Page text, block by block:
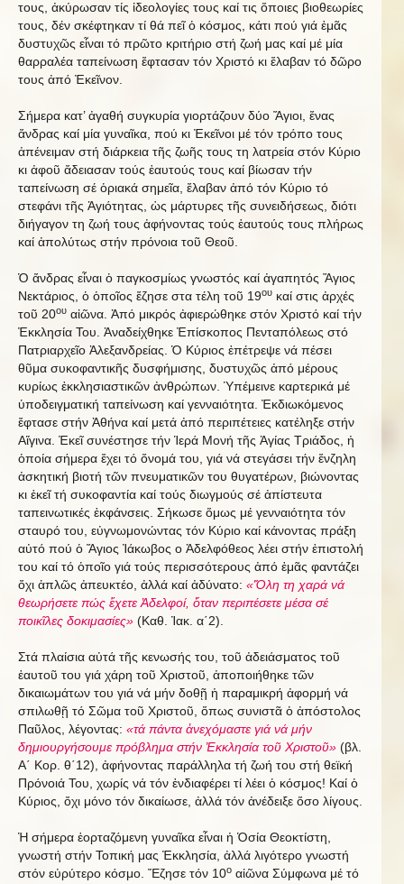
τους, ἀκύρωσαν τίς ἰδεολογίες τους καί τις ὅποιες βιοθεωρίες
τους, δέν σκέφτηκαν τί θά πεῖ ὁ κόσμος, κάτι πού γιά ἐμᾶς
δυστυχῶς εἶναι τό πρῶτο κριτήριο στή ζωή μας καί μέ μία
θαρραλέα ταπείνωση ἔφτασαν τόν Χριστό κι ἔλαβαν τό δῶρο
τους ἀπό Ἐκεῖνον.
Σήμερα κατ’ ἀγαθή συγκυρία γιορτάζουν δύο Ἅγιοι, ἕνας
ἄνδρας καί μία γυναῖκα, πού κι Ἐκεῖνοι μέ τόν τρόπο τους
ἀπένειμαν στή διάρκεια τῆς ζωῆς τους τη λατρεία στόν Κύριο
κι ἀφοῦ ἄδειασαν τούς ἑαυτούς τους καί βίωσαν τήν
ταπείνωση σέ ὁριακά σημεῖα, ἔλαβαν ἀπό τόν Κύριο τό
στεφάνι τῆς Ἁγιότητας, ὡς μάρτυρες τῆς συνειδήσεως, διότι
διήγαγον τη ζωή τους ἀφήνοντας τούς ἑαυτούς τους πλήρως
καί ἀπολύτως στήν πρόνοια τοῦ Θεοῦ.
Ὁ ἄνδρας εἶναι ὁ παγκοσμίως γνωστός καί ἀγαπητός Ἅγιος
Νεκτάριος, ὁ ὁποῖος ἔζησε στα τέλη τοῦ 19ου καί στις ἀρχές
τοῦ 20ου αἰῶνα. Ἀπό μικρός ἀφιερώθηκε στόν Χριστό καί τήν
Ἐκκλησία Του. Ἀναδείχθηκε Ἐπίσκοπος Πενταπόλεως στό
Πατριαρχεῖο Ἀλεξανδρείας. Ὁ Κύριος ἐπέτρεψε νά πέσει
θῦμα συκοφαντικῆς δυσφήμισης, δυστυχῶς ἀπό μέρους
κυρίως ἐκκλησιαστικῶν ἀνθρώπων. Ὑπέμεινε καρτερικά μέ
ὑποδειγματική ταπείνωση καί γενναιότητα. Ἐκδιωκόμενος
ἔφτασε στήν Ἀθήνα καί μετά ἀπό περιπέτειες κατέληξε στήν
Αἴγινα. Ἐκεῖ συνέστησε τήν Ἱερά Μονή τῆς Ἁγίας Τριάδος, ἡ
ὁποία σήμερα ἔχει τό ὄνομά του, γιά νά στεγάσει τήν ἔνζηλη
ἀσκητική βιοτή τῶν πνευματικῶν του θυγατέρων, βιώνοντας
κι ἐκεῖ τή συκοφαντία καί τούς διωγμούς σέ ἀπίστευτα
ταπεινωτικές ἐκφάνσεις. Σήκωσε ὅμως μέ γενναιότητα τόν
σταυρό του, εὐγνωμονώντας τόν Κύριο καί κάνοντας πράξη
αὐτό πού ὁ Ἅγιος Ἰάκωβος ο Ἀδελφόθεος λέει στήν ἐπιστολή
του καί τό ὁποῖο γιά τούς περισσότερους ἀπό ἐμᾶς φαντάζει
ὄχι ἁπλῶς ἀπευκτέο, ἀλλά καί ἀδύνατο: «Ὅλη τη χαρά νά
θεωρήσετε πώς ἔχετε Ἀδελφοί, ὅταν περιπέσετε μέσα σέ
ποικῖλες δοκιμασίες» (Καθ. Ἰακ. α΄2).
Στά πλαίσια αὐτά τῆς κενωσής του, τοῦ ἀδειάσματος τοῦ
ἑαυτοῦ του γιά χάρη τοῦ Χριστοῦ, ἀποποιήθηκε τῶν
δικαιωμάτων του γιά νά μήν δοθῇ ἡ παραμικρή ἀφορμή νά
σπιλωθῇ τό Σῶμα τοῦ Χριστοῦ, ὅπως συνιστᾶ ὁ ἀπόστολος
Παῦλος, λέγοντας: «τά πάντα ἀνεχόμαστε γιά νά μήν
δημιουργήσουμε πρόβλημα στήν Ἐκκλησία τοῦ Χριστοῦ» (βλ.
Α΄ Κορ. θ΄12), ἀφήνοντας παράλληλα τή ζωή του στή θεϊκή
Πρόνοιά Του, χωρίς νά τόν ἐνδιαφέρει τί λέει ὁ κόσμος! Καί ὁ
Κύριος, ὄχι μόνο τόν δικαίωσε, ἀλλά τόν ἀνέδειξε ὅσο λίγους.
Ἡ σήμερα ἑορταζόμενη γυναῖκα εἶναι ἡ Ὁσία Θεοκτίστη,
γνωστή στήν Τοπική μας Ἐκκλησία, ἀλλά λιγότερο γνωστή
στόν εὐρύτερο κόσμο. Ἔζησε τόν 10ο αἰῶνα Σύμφωνα μέ τό